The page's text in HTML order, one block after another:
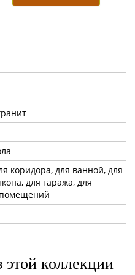
коридора, для ванной, для
для гаража, для
коллекции